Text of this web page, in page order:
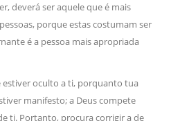
deverá ser aquele que é mais
porque estas costumam ser
é a pessoa mais apropriada
estiver oculto a ti, porquanto tua
manifesto; a Deus compete
ti. Portanto, procura corrigir a de